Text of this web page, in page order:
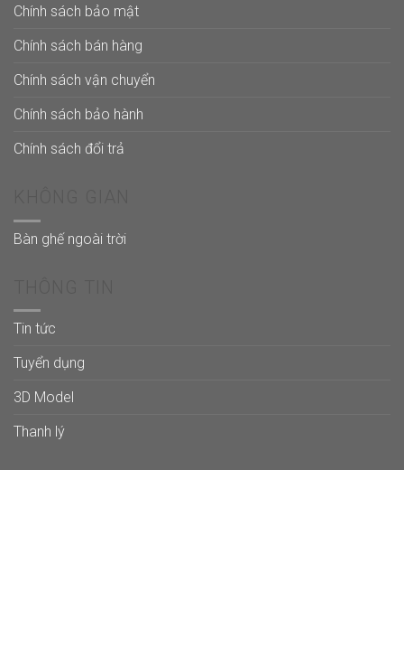
Chính sách bảo mật
Chính sách bán hàng
Chính sách vận chuyển
Chính sách bảo hành
Chính sách đổi trả
Bàn ghế ngoài trời
Tin tức
Tuyển dụng
3D Model
Thanh lý